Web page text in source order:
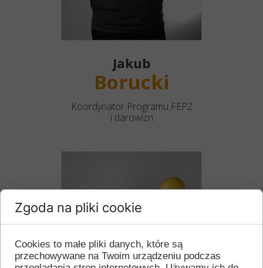
Jakub
Borucki
Koordynator Programu FEPŻ
i darowizn
Zgoda na pliki cookie
Cookies to małe pliki danych, które są
przechowywane na Twoim urządzeniu podczas